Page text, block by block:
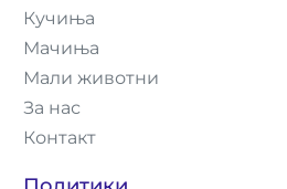
Кучиња
Мачиња
Мали животни
За нас
Контакт